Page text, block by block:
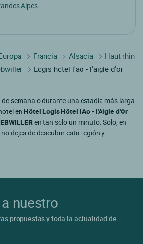
Alpes
Francia Alsacia
Haut rhin
Logis hôtel l'ao - l'aigle d'or
de semana o durante una estadía más larga
en Hôtel Logis Hôtel l'Ao - l'Aigle d'Or
en tan solo un minuto. Solo, en
dejes de descubrir esta región y
nuestro
propuestas y toda la actualidad de